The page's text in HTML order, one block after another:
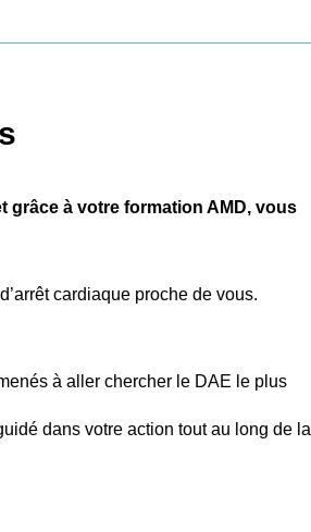
grâce à votre formation AMD, vous
cardiaque proche de vous.
à aller chercher le DAE le plus
dans votre action tout au long de la